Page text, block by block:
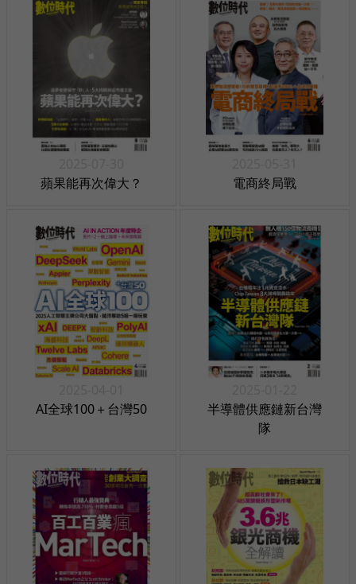
蘋果能再次偉大？
電商終局戰
AI全球100＋台灣50
半導體供應鏈新台灣
隊